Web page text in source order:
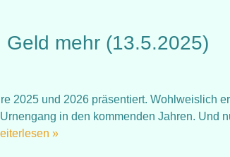
mehr (13.5.2025)
2025 und 2026 präsentiert. Wohlweislich
in den kommenden Jahren. Und
»